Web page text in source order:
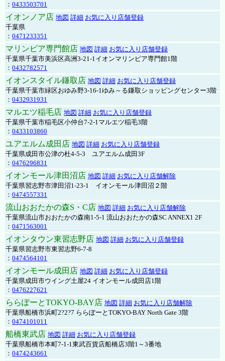
： 0433503701
イオンノア店 地図 詳細 お気に入り店舗登録
千葉県
： 0471233351
マリンピア専門館店 地図 詳細 お気に入り店舗登録
千葉県千葉市美浜区高洲3-21-1イオンマリンピア専門館1階
： 0432782571
イオンスタイル鎌取店 地図 詳細 お気に入り店舗登録
千葉県千葉市緑区おゆみ野3-16-1ゆみ～る鎌取ショッピングセンター3階
： 0432931931
マルエツ稲毛店 地図 詳細 お気に入り店舗登録
千葉県千葉市稲毛区小仲台7-2-1マルエツ稲毛3階
： 0433103860
ユアエルム成田店 地図 詳細 お気に入り店舗登録
千葉県成田市公津の杜4-5-3 ユアエルム成田3F
： 0476296831
イオンモール津田沼店 地図 詳細 お気に入り店舗解除
千葉県習志野市津田沼1-23-1 イオンモール津田沼２階
： 0474557331
流山おおたかの森S・C店 地図 詳細 お気に入り店舗解除
千葉県流山市おおたかの森南1-5-1 流山おおたかの森SC ANNEX1 2F
： 0471563001
イオンタウン東習志野店 地図 詳細 お気に入り店舗登録
千葉県習志野市東習志野6-7-8
： 0474564101
イオンモール成田店 地図 詳細 お気に入り店舗登録
千葉県成田市ウイング土屋24 イオンモール成田店1階
： 0476227621
ららぽーとTOKYO-BAY店 地図 詳細 お気に入り店舗解除
千葉県船橋市浜町2?2?7 ららぽーとTOKYO-BAY North Gate 3階
： 0474101011
船橋東武店 地図 詳細 お気に入り店舗登録
千葉県船橋市本町7-1-1東武百貨店船橋店3階1～3番地
： 0474243661